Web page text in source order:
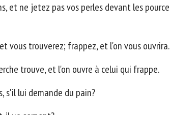
et ne jetez pas vos perles devant les
vous trouverez; frappez, et l'on vous ouvrira.
trouve, et l'on ouvre à celui qui frappe.
s'il lui demande du pain?